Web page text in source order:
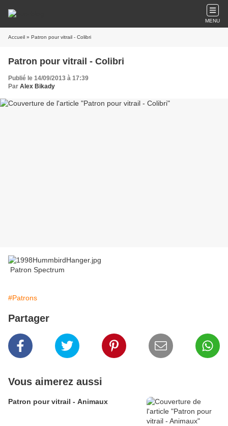
MENU
Accueil » Patron pour vitrail - Colibri
Patron pour vitrail - Colibri
Publié le 14/09/2013 à 17:39
Par Alex Bikady
Patron Spectrum
#Patrons
Partager
Vous aimerez aussi
Patron pour vitrail - Animaux